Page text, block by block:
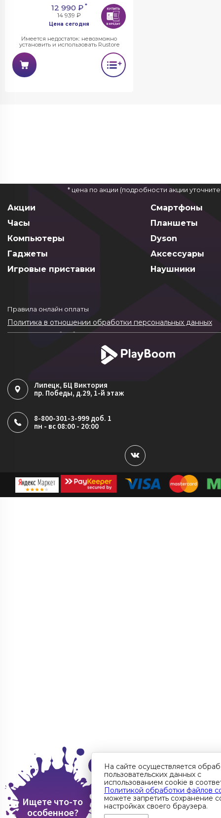
12 990 ₽*
14 939 ₽
Цена сегодня
Имеется недостаток: невозможно
установить и использовать Rustore
* цена по акции (подробности акции
Акции
Смартфоны
Часы
Планшеты
Компьютеры
Dyson
Гаджеты
Аксессуары
Игровые приставки
Наушники
Правила онлайн оплаты
Политика в отношении обработки персональных данных
Согласие на обработку ПДн
Политика обработки файлов cookie
Липецк, БЦ Виктория
пр. Победы, д.29, 1-й этаж
8-800-301-3-999 доб. 1
пн - вс 08:00 - 20:00
Ищете что-то
особенное?
На сайте осуществляется
пользовательских данных с
использованием cookie в
Политикой обработки файлов
можете запретить сохранение
настройках своего браузера.